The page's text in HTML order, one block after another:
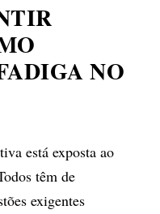
NO
está exposta ao
têm de
exigentes